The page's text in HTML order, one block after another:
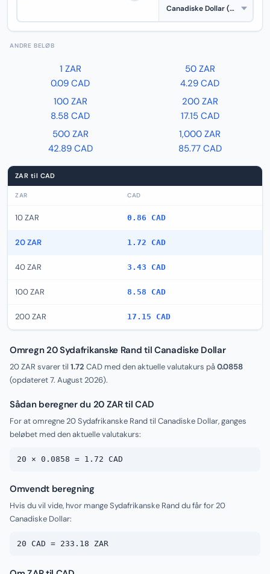
ANDRE BELØB
1 ZAR
0.09 CAD
50 ZAR
4.29 CAD
100 ZAR
8.58 CAD
200 ZAR
17.15 CAD
500 ZAR
42.89 CAD
1,000 ZAR
85.77 CAD
ZAR til CAD
ZAR CAD
10 ZAR 0.86 CAD
20 ZAR 1.72 CAD
40 ZAR 3.43 CAD
100 ZAR 8.58 CAD
200 ZAR 17.15 CAD
Omregn 20 Sydafrikanske Rand til Canadiske Dollar
20 ZAR svarer til 1.72 CAD med den aktuelle valutakurs på0.0858
(opdateret7. August 2026).
Sådan beregner du 20 ZAR til CAD
For at omregne 20 Sydafrikanske Rand til Canadiske Dollar, ganges
beløbet med den aktuelle valutakurs:
20 × 0.0858 = 1.72 CAD
Omvendt beregning
Hvis du vil vide, hvor mange Sydafrikanske Rand du får for 20
Canadiske Dollar:
20 CAD = 233.18 ZAR